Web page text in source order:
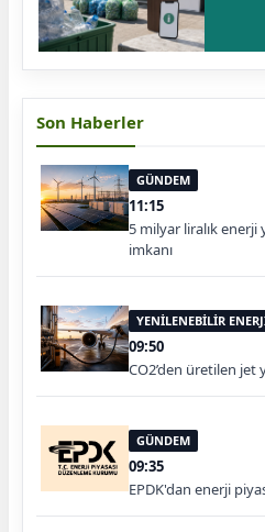
Son Haberler
GÜNDEM
11:15
5 milyar liralık enerji
imkanı
YENİLENEBİLİR
09:50
CO2’den üretilen jet
GÜNDEM
09:35
EPDK'dan enerji